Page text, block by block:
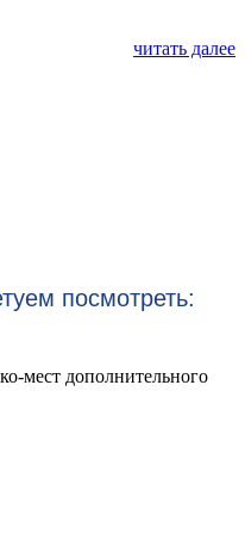
читать далее
посмотреть:
мест дополнительного